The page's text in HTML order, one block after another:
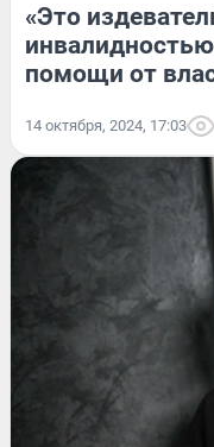
«Это
помощи от
14 октября, 2024, 17:03